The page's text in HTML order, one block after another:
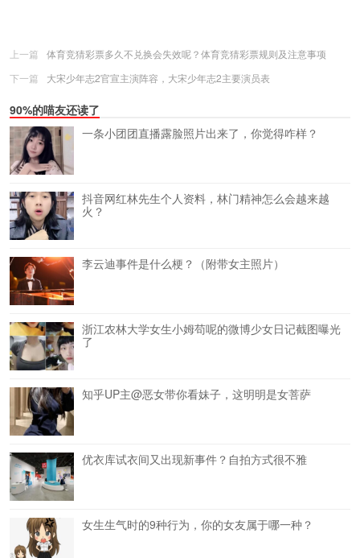
上一篇
体育竞猜彩票多久不兑换会失效呢？体育竞猜彩票规则及注意事项
下一篇
大宋少年志2官宣主演阵容，大宋少年志2主要演员表
90%的喵友还读了
一条小团团直播露脸照片出来了，你觉得咋样？
抖音网红林先生个人资料，林门精神怎么会越来越
火？
李云迪事件是什么梗？（附带女主照片）
浙江农林大学女生小姆苟呢的微博少女日记截图曝光
了
知乎UP主@恶女带你看妹子，这明明是女菩萨
优衣库试衣间又出现新事件？自拍方式很不雅
女生生气时的9种行为，你的女友属于哪一种？